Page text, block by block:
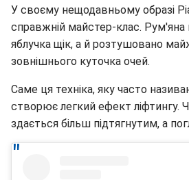
У своєму нещодавньому образі
справжній майстер-клас.
яблучка щік, а й розтушовано
зовнішнього куточка очей.
Саме ця техніка, яку часто
створює легкий ефект ліфтингу.
здається більш підтягнутим, а